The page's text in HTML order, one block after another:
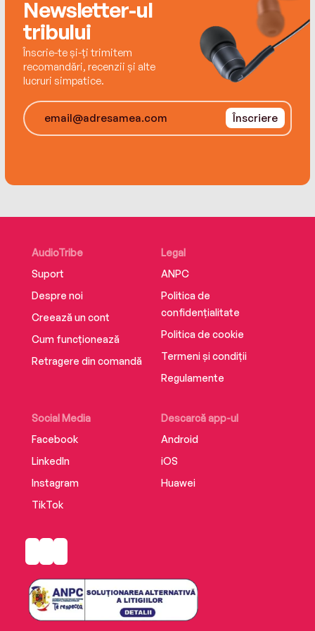
majoritate politiste, dar si cateva istorice si unul
stiintifico-fantastic. Este considerata, in mod
unanim, marea doamna a literaturii politiste
romanesti.
Newsletter-ul
tribului
Înscrie-te și-ți trimitem
recomandări, recenzii și alte
lucruri simpatice.
Înscriere
AudioTribe
Suport
Despre noi
Creează un cont
Cum funcționează
Retragere din comandă
Social Media
Facebook
LinkedIn
Instagram
TikTok
Descarcă app-ul
Android
iOS
Huawei
Legal
ANPC
Politica de
confidențialitate
Politica de cookie
Termeni și condiții
Regulamente